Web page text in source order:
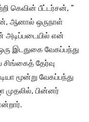
கெவின் பீட்டர்சன், ”
ஆனால் ஒருநாள்
அடிப்படையில் என்
இடதுகை வேகப்பந்து
தேர்வு
மூன்று வேகப்பந்து
முதலில், பின்னர்